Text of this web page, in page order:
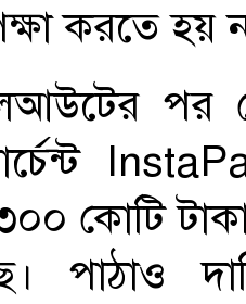
করতে হয়
পর
কোটি
পাঠাও